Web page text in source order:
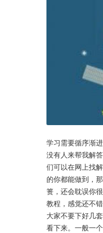
学习需要循序渐
没有人来帮我解
们可以在网上找
的你都能做到，
篑，还会耽误你
教程，感觉还不
大家不要下好几
看下来。一般一